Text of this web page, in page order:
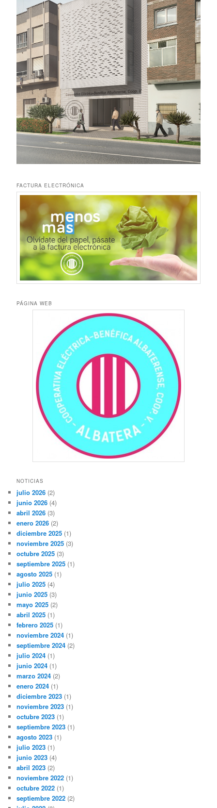
FACTURA ELECTRÓNICA
PÁGINA WEB
NOTICIAS
julio 2026 (2)
junio 2026 (4)
abril 2026 (3)
enero 2026 (2)
diciembre 2025 (1)
noviembre 2025 (3)
octubre 2025 (3)
septiembre 2025 (1)
agosto 2025 (1)
julio 2025 (4)
junio 2025 (3)
mayo 2025 (2)
abril 2025 (1)
febrero 2025 (1)
noviembre 2024 (1)
septiembre 2024 (2)
julio 2024 (1)
junio 2024 (1)
marzo 2024 (2)
enero 2024 (1)
diciembre 2023 (1)
noviembre 2023 (1)
octubre 2023 (1)
septiembre 2023 (1)
agosto 2023 (1)
julio 2023 (1)
junio 2023 (4)
abril 2023 (2)
noviembre 2022 (1)
octubre 2022 (1)
septiembre 2022 (2)